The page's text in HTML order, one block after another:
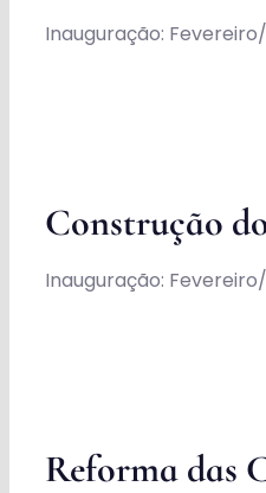
Inauguração:
Construção
Inauguração:
Reforma das